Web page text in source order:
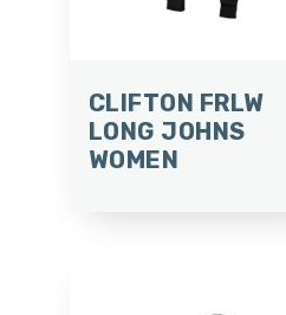
CLIFTON FRLW
LONG JOHNS
WOMEN